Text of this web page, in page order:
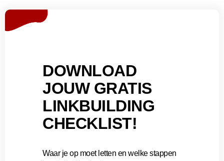
DOWNLOAD
JOUW GRATIS
LINKBUILDING
CHECKLIST!
Waar je op moet letten en welke stappen